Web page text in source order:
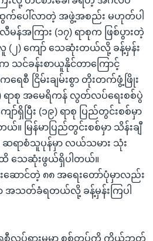
ထွက်ပေါ်လာတဲ့ အဖွဲ့အစည်း မဟုတ်ပါ
န်အကြား (၁၇) ရာစုက ဖြစ်ပွားတဲ့
(၂) ကျော် သေဆုံးတယ်လို့ ခန့်မှန်း
သင်ခန်းစာယူနိုင်တာကြောင့်
ရေစီ ငြိမ်းချမ်းစွာ တိုးတက်ဖွံ့ဖြိုး
ရာစု အမေရိကန် လွတ်လပ်ရေးစစ်ပွဲ
ာ်ရှိပြီး (၁၉) ရာစု ပြည်တွင်းစစ်မှာ
။ မြန်မာပြည်တွင်းစစ်မှာ သိန်းချီ
ဆရာစံသူပုန်မှာ လယ်သမား သုံး
သေဆုံးဖွယ်ရှိပါတယ်။
ဆောင်တဲ့ ၈၈ အရေးတော်ပုံမှာလည်း
အသတ်ခံရတယ်လို့ ခန့်မှန်းကြပါ
စီလှုပ်ရှားမှုမှာ စစ်တပ်ကို ကိုယ့်ဘတ်